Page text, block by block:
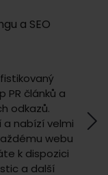
a SEO
PR článků a
odkazů.
nabízí velmi
webu
k dispozici
a další